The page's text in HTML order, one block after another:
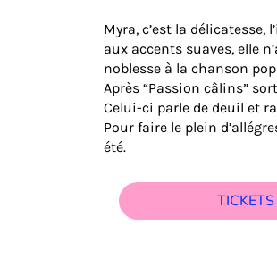
Myra, c’est la délicatesse,
aux accents suaves, elle
noblesse à la chanson
Après “Passion câlins”
Celui-ci parle de deuil et
Pour faire le plein
été.
TICKETS